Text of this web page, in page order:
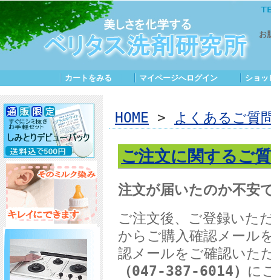
お
カートをみる マイページへログイン ショッ
HOME > よくあるご質
ご注文に関するご
注文が届いたのか不安
ご注文後、ご登録いた
からご購入確認メール
認メールをご確認いた
（047-387-6014） に